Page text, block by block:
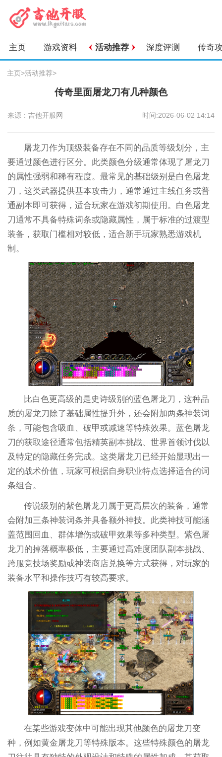
主页 游戏资料 活动推荐 深度评测 传奇
主页>活动推荐>
传奇里面屠龙刀有几种颜色
来源：吉他开服网 时间:2026-06-02 14:14
屠龙刀作为顶级装备存在不同的品质等级划分，主
要通过颜色进行区分。此类颜色分级通常体现了屠龙刀
的属性强弱和稀有程度。最常见的基础级别是白色屠龙
刀，这类武器提供基本攻击力，通常通过主线任务或普
通副本即可获得，适合玩家在游戏初期使用。白色屠龙
刀通常不具备特殊词条或隐藏属性，属于标准的过渡型
装备，获取门槛相对较低，适合新手玩家熟悉游戏机
制。
比白色更高级的是史诗级别的蓝色屠龙刀，这种品
质的屠龙刀除了基础属性提升外，还会附加两条神装词
条，可能包含吸血、破甲或减速等特殊效果。蓝色屠龙
刀的获取途径通常包括精英副本挑战、世界首领讨伐以
及特定的隐藏任务完成。这类屠龙刀已经开始显现出一
定的战术价值，玩家可根据自身职业特点选择适合的词
条组合。
传说级别的紫色屠龙刀属于更高层次的装备，通常
会附加三条神装词条并具备额外神技。此类神技可能涵
盖范围回血、群体增伤或破甲效果等多种类型。紫色屠
龙刀的掉落概率极低，主要通过高难度团队副本挑战、
跨服竞技场奖励或神装商店兑换等方式获得，对玩家的
装备水平和操作技巧有较高要求。
在某些游戏变体中可能出现其他颜色的屠龙刀变
种，例如黄金屠龙刀等特殊版本。这些特殊颜色的屠龙